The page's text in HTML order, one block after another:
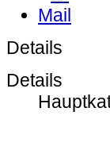
Details
Details